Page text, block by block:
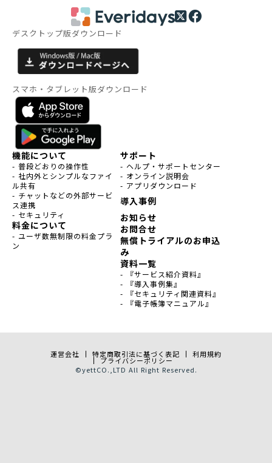
デスクトップ版ダウンロード
スマホ・タブレット版ダウンロード
機能について
- 普段どおりの操作性
- 社内外とシンプルなファイ
ル共有
- チャットなどの外部サービ
ス連携
- セキュリティ
料金について
- ユーザ数無制限の料金プラ
ン
サポート
- ヘルプ・サポートセンター
- オンライン説明会
- アプリダウンロード
導入事例
お知らせ
お問合せ
無償トライアルのお申込
み
資料一覧
- 『サービス紹介資料』
- 『導入事例集』
- 『セキュリティ関連資料』
- 『電子帳簿マニュアル』
運営会社 特定商取引法に基づく表記 利用規約
プライバシーポリシー
©yettCO.,LTD All Right Reserved.